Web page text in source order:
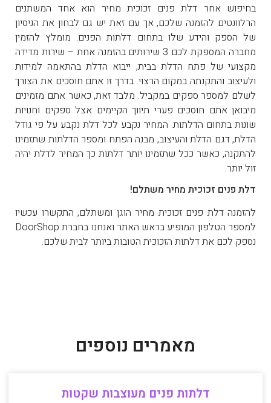
בחיפוש אחר דלת פנים זכוכית מחיר הוא אחד המשתנים
הרלוונטים להזמנה שלכם, אך עם זאת יש גם לבחון את הניסיון
של הספק והידע שלו בתחום דלתות הפנים. מומלץ להזמין
מחברה המספקת לכם 3 שירותים בהזמנה אחת – שירות מדידה
מקצועי של פתח הדלת בבית, ייבוא הדלת בהתאמה למידות
ולעיצוב והתקנתה במקום הרצוי. בדרך זו אתם חוסכים את הצורך
לשלם למספר ספקים במקביל. מלבד זאת, כאשר אתם מזמינים
מיבואן אתם חוסכים פערי תיווך הקיימים אצל ספקים וחנויות
שונות בתחום הדלתות. המחיר נקבע לכל דלת נקבע על פי גודל
הדלת, דגם הדלת והעיצוב, מבנה הפתח ומספר הדלתות שתזמינו
להתקנה, כאשר ככל שתזמינו יותר דלתות כך המחיר לדלת יהיה
זול יותר.
דלת פנים זכוכית מחיר משתלם!
להזמנה דלת פנים זכוכית מחיר הוגן ומשתלם, התקשרו עכשיו
למספר הטלפון המופיע בראש האתר ואנחנו בחברת DoorShop
נספק לכם את דלתות הזכוכית הטובות ביותר לבית שלכם.
מאמרים נוספים
דלתות פנים מעוצבות שקטות